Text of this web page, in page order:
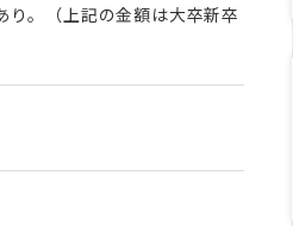
。（上記の金額は大卒新卒